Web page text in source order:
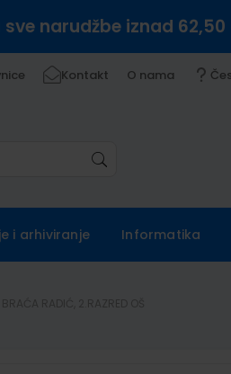
narudžbe iznad
Kontakt O nama
i arhiviranje Informatika